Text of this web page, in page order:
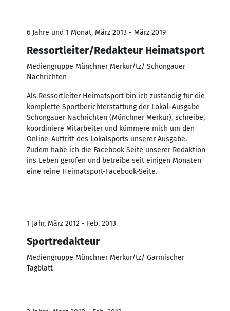
6 Jahre und 1 Monat, März 2013 - März 2019
Ressortleiter/Redakteur Heimatsport
Mediengruppe Münchner Merkur/tz/ Schongauer
Nachrichten
Als Ressortleiter Heimatsport bin ich zuständig für die
komplette Sportberichterstattung der Lokal-Ausgabe
Schongauer Nachrichten (Münchner Merkur), schreibe,
koordiniere Mitarbeiter und kümmere mich um den
Online-Auftritt des Lokalsports unserer Ausgabe.
Zudem habe ich die Facebook-Seite unserer Redaktion
ins Leben gerufen und betreibe seit einigen Monaten
eine reine Heimatsport-Facebook-Seite.
1 Jahr, März 2012 - Feb. 2013
Sportredakteur
Mediengruppe Münchner Merkur/tz/ Garmischer
Tagblatt